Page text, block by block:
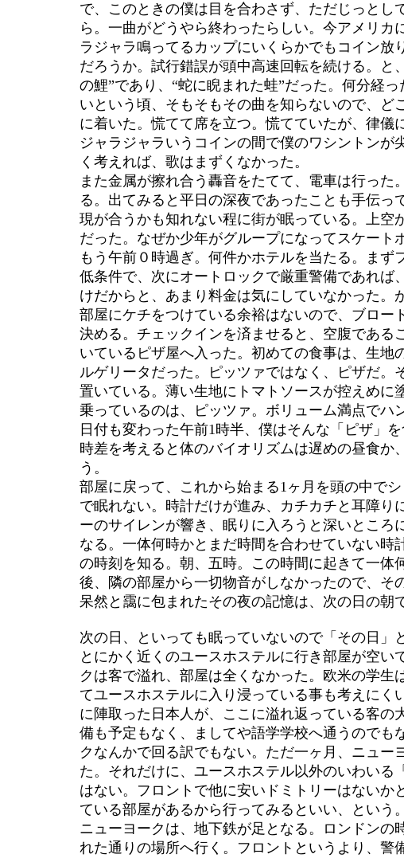
で、このときの僕は目を合わさず、ただじっとし
ら。一曲がどうやら終わったらしい。今アメリカ
ラジャラ鳴ってるカップにいくらかでもコイン放
だろうか。試行錯誤が頭中高速回転を続ける。と
の鯉”であり、“蛇に睨まれた蛙”だった。何分経
いという頃、そもそもその曲を知らないので、ど
に着いた。慌てて席を立つ。慌てていたが、律儀
ジャラジャラいうコインの間で僕のワシントンが
く考えれば、歌はまずくなかった。
また金属が擦れ合う轟音をたてて、電車は行った
る。出てみると平日の深夜であったことも手伝っ
現が合うかも知れない程に街が眠っている。上空
だった。なぜか少年がグループになってスケート
もう午前０時過ぎ。何件かホテルを当たる。まず
低条件で、次にオートロックで厳重警備であれば
けだからと、あまり料金は気にしていなかった。
部屋にケチをつけている余裕はないので、ブロー
決める。チェックインを済ませると、空腹である
いているピザ屋へ入った。初めての食事は、生地
ルゲリータだった。ピッツァではなく、ピザだ。
置いている。薄い生地にトマトソースが控えめに
乗っているのは、ピッツァ。ボリューム満点でハ
日付も変わった午前1時半、僕はそんな「ピザ」
時差を考えると体のバイオリズムは遅めの昼食か
う。
部屋に戻って、これから始まる1ヶ月を頭の中で
で眠れない。時計だけが進み、カチカチと耳障り
ーのサイレンが響き、眠りに入ろうと深いところ
なる。一体何時かとまだ時間を合わせていない時
の時刻を知る。朝、五時。この時間に起きて一体
後、隣の部屋から一切物音がしなかったので、そ
呆然と靄に包まれたその夜の記憶は、次の日の朝
次の日、といっても眠っていないので「その日」
とにかく近くのユースホステルに行き部屋が空い
クは客で溢れ、部屋は全くなかった。欧米の学生
てユースホステルに入り浸っている事も考えにく
に陣取った日本人が、ここに溢れ返っている客の
備も予定もなく、ましてや語学学校へ通うのでも
クなんかで回る訳でもない。ただ一ヶ月、ニュー
た。それだけに、ユースホステル以外のいわいる
はない。フロントで他に安いドミトリーはないか
ている部屋があるから行ってみるといい、という
ニューヨークは、地下鉄が足となる。ロンドンの
れた通りの場所へ行く。フロントというより、警